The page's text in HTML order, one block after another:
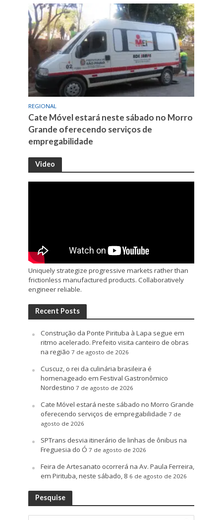
REGIONAL
Cate Móvel estará neste sábado no Morro
Grande oferecendo serviços de
empregabilidade
Video
Uniquely strategize progressive markets rather than
frictionless manufactured products. Collaboratively
engineer reliable.
Recent Posts
Construção da Ponte Pirituba à Lapa segue em
ritmo acelerado. Prefeito visita canteiro de obras
na região 7 de agosto de 2026
Cuscuz, o rei da culinária brasileira é
homenageado em Festival Gastronômico
Nordestino 7 de agosto de 2026
Cate Móvel estará neste sábado no Morro Grande
oferecendo serviços de empregabilidade 7 de
agosto de 2026
SPTrans desvia itinerário de linhas de ônibus na
Freguesia do Ó 7 de agosto de 2026
Feira de Artesanato ocorrerá na Av. Paula Ferreira,
em Pirituba, neste sábado, 8 6 de agosto de 2026
Pesquise